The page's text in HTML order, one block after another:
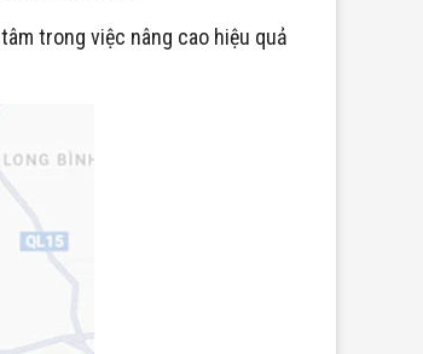
trong việc nâng cao hiệu quả